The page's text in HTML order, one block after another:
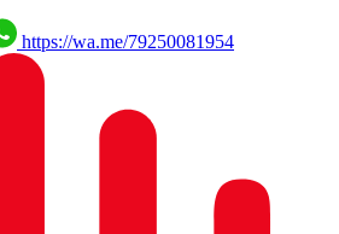
https://wa.me/79250081954